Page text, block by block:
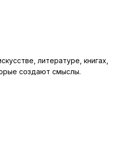
литературе, книгах,
создают смыслы.